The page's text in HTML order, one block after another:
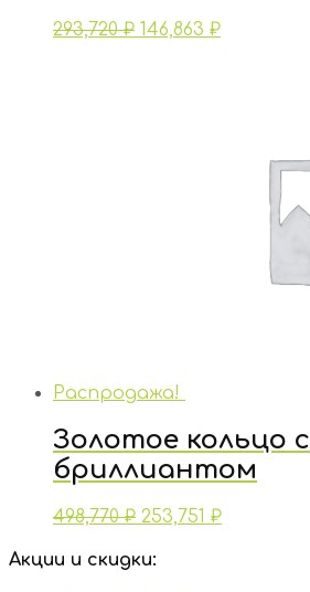
293,720₽ 146,863 ₽
Распродажа!
Золотое кольцо с
бриллиантом
498,770₽ 253,751 ₽
Акции и скидки: